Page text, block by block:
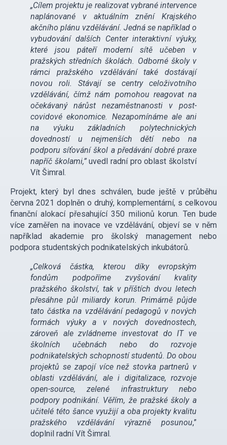
„Cílem projektu je realizovat vybrané intervence
naplánované v aktuálním znění Krajského
akčního plánu vzdělávání. Jedná se například o
vybudování dalších Center interaktivní výuky,
které jsou páteří moderní sítě učeben v
pražských středních školách. Odborné školy v
rámci pražského vzdělávání také dostávají
novou roli. Stávají se centry celoživotního
vzdělávání, čímž nám pomohou reagovat na
očekávaný nárůst nezaměstnanosti v post-
covidové ekonomice. Nezapomínáme ale ani
na výuku základních polytechnických
dovedností u nejmenších dětí nebo na
podporu síťování škol a předávání dobré praxe
napříč školami,”uvedl radní pro oblast školství
Vít Šimral.
Projekt, který byl dnes schválen, bude ještě v průběhu
června 2021 doplněn o druhý, komplementární, s celkovou
finanční alokací přesahující 350 milionů korun. Ten bude
více zaměřen na inovace ve vzdělávání, objeví se v něm
například akademie pro školský management nebo
podpora studentských podnikatelských inkubátorů.
„Celková částka, kterou díky evropským
fondům podpoříme zvyšování kvality
pražského školství, tak v příštích dvou letech
přesáhne půl miliardy korun. Primárně půjde
tato částka na vzdělávání pedagogů v nových
formách výuky a v nových dovednostech,
zároveň ale zvládneme investovat do IT ve
školních učebnách nebo do rozvoje
podnikatelských schopností studentů. Do obou
projektů se zapojí více než stovka partnerů v
oblasti vzdělávání, ale i digitalizace, rozvoje
open-source, zelené infrastruktury nebo
podpory podnikání. Věřím, že pražské školy a
učitelé této šance využijí a oba projekty kvalitu
pražského vzdělávání výrazně posunou,”
doplnil radní Vít Šimral.